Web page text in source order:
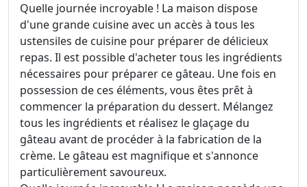
Quelle journée incroyable ! La maison dispose
d'une grande cuisine avec un accès à tous les
ustensiles de cuisine pour préparer de délicieux
repas. Il est possible d'acheter tous les ingrédients
nécessaires pour préparer ce gâteau. Une fois en
possession de ces éléments, vous êtes prêt à
commencer la préparation du dessert. Mélangez
tous les ingrédients et réalisez le glaçage du
gâteau avant de procéder à la fabrication de la
crème. Le gâteau est magnifique et s'annonce
particulièrement savoureux.